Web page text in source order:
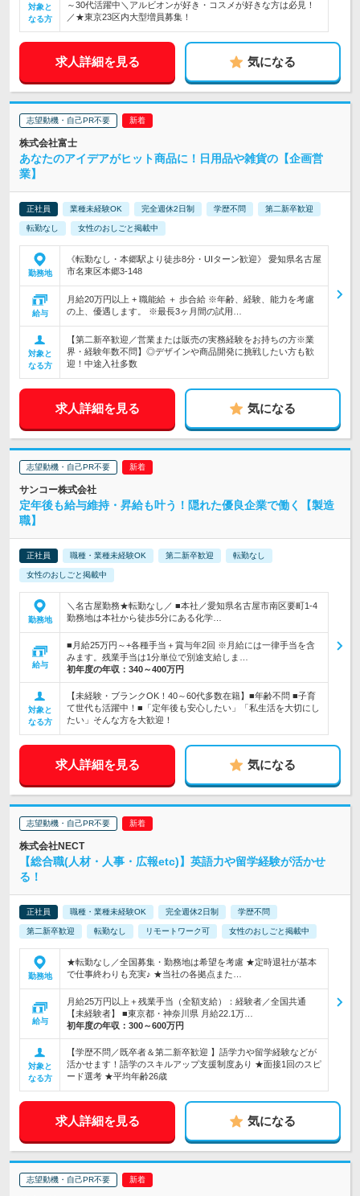
対象と
なる方
～30代活躍中＼アルビオンが好き・コスメが好きな方は必見！
／★東京23区内大型増員募集！
求人詳細を見る 気になる
志望動機・自己PR不要
株式会社富士
あなたのアイデアがヒット商品に！日用品や雑貨の【企画営
業】
正社員 業種未経験OK 完全週休2日制 学歴不問 第二新卒歓迎
転勤なし 女性のおしごと掲載中
勤務地
《転勤なし・本郷駅より徒歩8分・UIターン歓迎》 愛知県名古屋
市名東区本郷3-148
給与
月給20万円以上 + 職能給 ＋ 歩合給 ※年齢、経験、能力を考慮
の上、優遇します。 ※最長3ヶ月間の試用…
対象と
なる方
【第二新卒歓迎／営業または販売の実務経験をお持ちの方※業
界・経験年数不問】◎デザインや商品開発に挑戦したい方も歓
迎！中途入社多数
求人詳細を見る 気になる
志望動機・自己PR不要
サンコー株式会社
定年後も給与維持・昇給も叶う！隠れた優良企業で働く【製造
職】
正社員 職種・業種未経験OK 第二新卒歓迎 転勤なし
女性のおしごと掲載中
勤務地
＼名古屋勤務★転勤なし／ ■本社／愛知県名古屋市南区要町1-4
勤務地は本社から徒歩5分にある化学…
給与
■月給25万円～+各種手当＋賞与年2回 ※月給には一律手当を含
みます。残業手当は1分単位で別途支給しま…
初年度の年収： 340～400万円
対象と
なる方
【未経験・ブランクOK！40～60代多数在籍】■年齢不問 ■子育
て世代も活躍中！■「定年後も安心したい」「私生活を大切にし
たい」そんな方を大歓迎！
求人詳細を見る 気になる
志望動機・自己PR不要
株式会社NECT
【総合職(人材・人事・広報etc)】英語力や留学経験が活かせ
る！
正社員 職種・業種未経験OK 完全週休2日制 学歴不問
第二新卒歓迎 転勤なし リモートワーク可 女性のおしごと掲載中
勤務地
★転勤なし／全国募集・勤務地は希望を考慮 ★定時退社が基本
で仕事終わりも充実♪ ★当社の各拠点また…
給与
月給25万円以上＋残業手当（全額支給）：経験者／全国共通
【未経験者】 ■東京都・神奈川県 月給22.1万…
初年度の年収： 300～600万円
対象と
なる方
【学歴不問／既卒者＆第二新卒歓迎 】語学力や留学経験などが
活かせます！語学のスキルアップ支援制度あり ★面接1回のスピ
ード選考 ★平均年齢26歳
求人詳細を見る 気になる
志望動機・自己PR不要